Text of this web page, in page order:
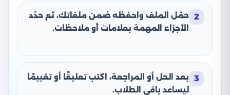
2 حمّل الملف واحفظه ضمن ملفاتك، ثم حدّد
الأجزاء المهمة بعلامات أو ملاحظات.
3
بعد الحل أو المراجعة، اكتب تعليقًا أو تقييمًا
ليساعد باقي الطلاب.